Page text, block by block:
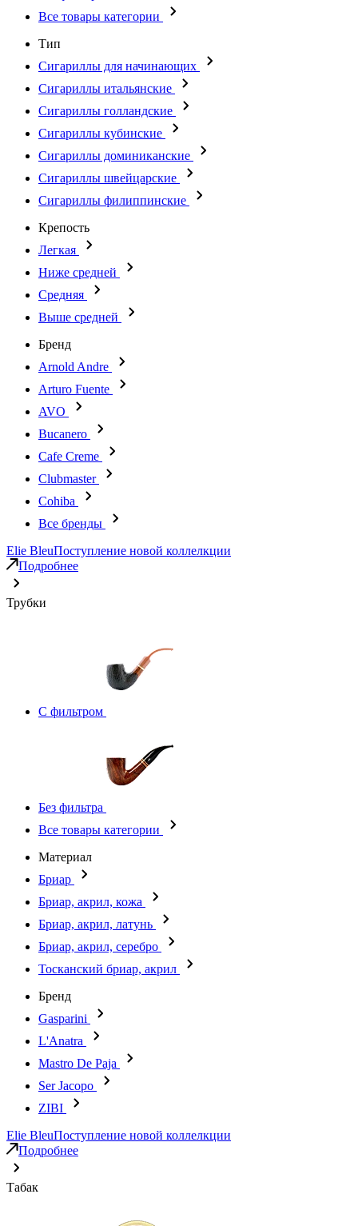
Все товары категории
Тип
Сигариллы для начинающих
Сигариллы итальянские
Сигариллы голландские
Сигариллы кубинские
Сигариллы доминиканские
Сигариллы швейцарские
Сигариллы филиппинские
Крепость
Легкая
Ниже средней
Средняя
Выше средней
Бренд
Arnold Andre
Arturo Fuente
AVO
Bucanero
Cafe Creme
Clubmaster
Cohiba
Все бренды
Elie BleuПоступление новой коллелкции
Подробнее
Трубки
С фильтром
Без фильтра
Все товары категории
Материал
Бриар
Бриар, акрил, кожа
Бриар, акрил, латунь
Бриар, акрил, серебро
Тосканский бриар, акрил
Бренд
Gasparini
L'Anatra
Mastro De Paja
Ser Jacopo
ZIBI
Elie BleuПоступление новой коллелкции
Подробнее
Табак